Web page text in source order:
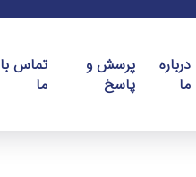
درباره
ما
پرسش و
پاسخ
تماس با
ما